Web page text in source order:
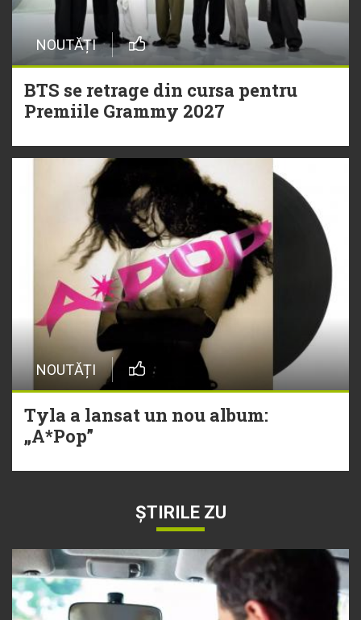
NOUTĂȚI
BTS se retrage din cursa pentru
Premiile Grammy 2027
NOUTĂȚI
Tyla a lansat un nou album:
„A*Pop”
ȘTIRILE ZU